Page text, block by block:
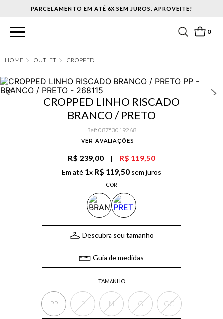
PARCELAMENTO EM ATÉ 6X SEM JUROS. APROVEITE!
0
OUTLET CROPPED
CROPPED LINHO RISCADO
BRANCO / PRETO
Ref: 08753019268
VER AVALIAÇÕES
R$ 239,00 | R$ 119,50
Em até 1x R$ 119,50 sem juros
COR
TAMANHO
PP P M G GG
Descubra seu tamanho
Guia de medidas